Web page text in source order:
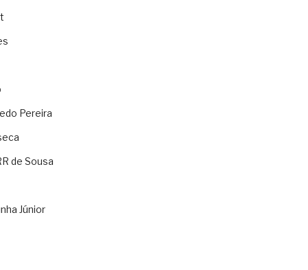
Pereira
de Sousa
Júnior